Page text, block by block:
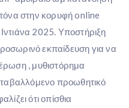
στην κορυφή online
2025. Υποστήριξη
εκπαίδευση για να
, μυθιστόρημα
προωθητικό
ότι οπίσθια